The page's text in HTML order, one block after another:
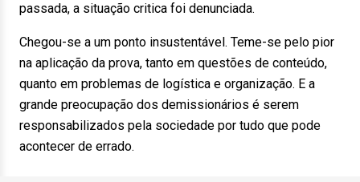
passada, a situação critica foi denunciada.
Chegou-se a um ponto insustentável. Teme-se pelo pior
na aplicação da prova, tanto em questões de conteúdo,
quanto em problemas de logística e organização. E a
grande preocupação dos demissionários é serem
responsabilizados pela sociedade por tudo que pode
acontecer de errado.